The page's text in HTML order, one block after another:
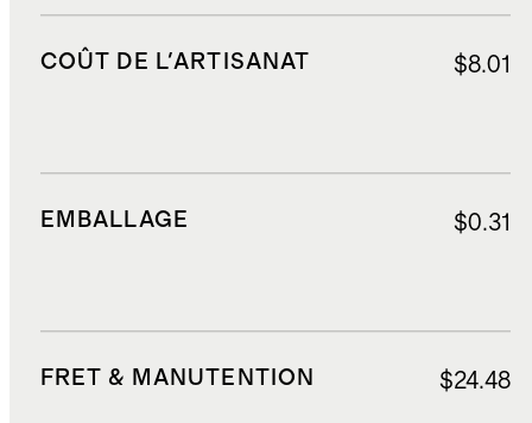
COÛT DE L'ARTISANAT $8.01
EMBALLAGE $0.31
FRET & MANUTENTION $24.48